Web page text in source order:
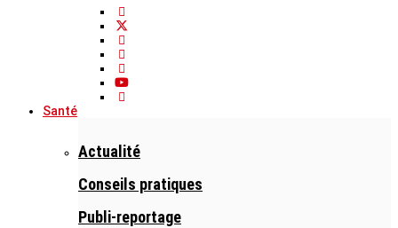
Santé
Actualité
Conseils pratiques
Publi-reportage